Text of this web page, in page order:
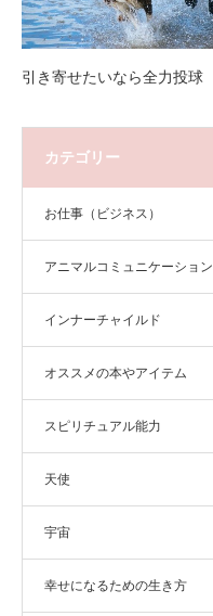
引き寄せたいなら全力投球
カテゴリー
お仕事（ビジネス）
アニマルコミュニケーション
インナーチャイルド
オススメの本やアイテム
スピリチュアル能力
天使
宇宙
幸せになるための生き方